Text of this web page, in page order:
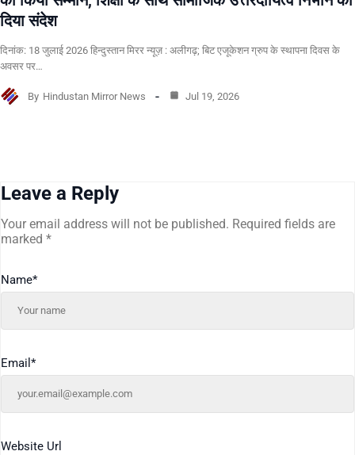
दिया संदेश
दिनांक: 18 जुलाई 2026 हिन्दुस्तान मिरर न्यूज़ : अलीगढ़; बिट एजूकेशन ग्रुप के स्थापना दिवस के
अवसर पर…
By Hindustan Mirror News Jul 19, 2026
Leave a Reply
Your email address will not be published. Required fields are
marked *
Name*
Email *
Website Url